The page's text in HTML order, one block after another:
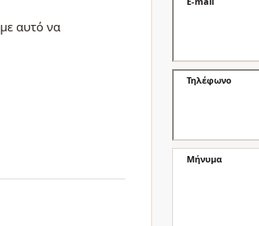
αυτό να
Τηλέφωνο
Μήνυμα